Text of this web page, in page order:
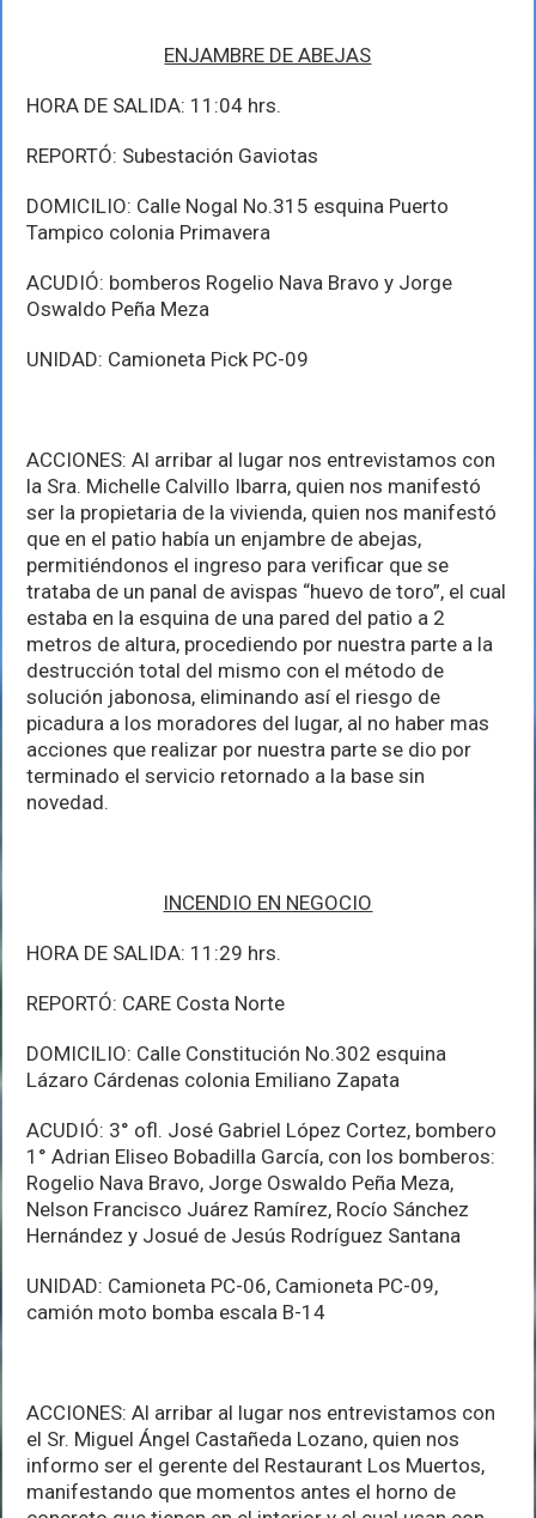
ENJAMBRE DE ABEJAS
HORA DE SALIDA: 11:04 hrs.
REPORTÓ: Subestación Gaviotas
DOMICILIO: Calle Nogal No.315 esquina Puerto
Tampico colonia Primavera
ACUDIÓ: bomberos Rogelio Nava Bravo y Jorge
Oswaldo Peña Meza
UNIDAD: Camioneta Pick PC-09
ACCIONES: Al arribar al lugar nos entrevistamos con
la Sra. Michelle Calvillo Ibarra, quien nos manifestó
ser la propietaria de la vivienda, quien nos manifestó
que en el patio había un enjambre de abejas,
permitiéndonos el ingreso para verificar que se
trataba de un panal de avispas “huevo de toro”, el cual
estaba en la esquina de una pared del patio a 2
metros de altura, procediendo por nuestra parte a la
destrucción total del mismo con el método de
solución jabonosa, eliminando así el riesgo de
picadura a los moradores del lugar, al no haber mas
acciones que realizar por nuestra parte se dio por
terminado el servicio retornado a la base sin
novedad.
INCENDIO EN NEGOCIO
HORA DE SALIDA: 11:29 hrs.
REPORTÓ: CARE Costa Norte
DOMICILIO: Calle Constitución No.302 esquina
Lázaro Cárdenas colonia Emiliano Zapata
ACUDIÓ: 3° ofl. José Gabriel López Cortez, bombero
1° Adrian Eliseo Bobadilla García, con los bomberos:
Rogelio Nava Bravo, Jorge Oswaldo Peña Meza,
Nelson Francisco Juárez Ramírez, Rocío Sánchez
Hernández y Josué de Jesús Rodríguez Santana
UNIDAD: Camioneta PC-06, Camioneta PC-09,
camión moto bomba escala B-14
ACCIONES: Al arribar al lugar nos entrevistamos con
el Sr. Miguel Ángel Castañeda Lozano, quien nos
informo ser el gerente del Restaurant Los Muertos,
manifestando que momentos antes el horno de